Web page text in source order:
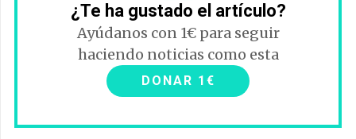
¿Te ha gustado el artículo?
Ayúdanos con 1€ para seguir
haciendo noticias como esta
DONAR 1€